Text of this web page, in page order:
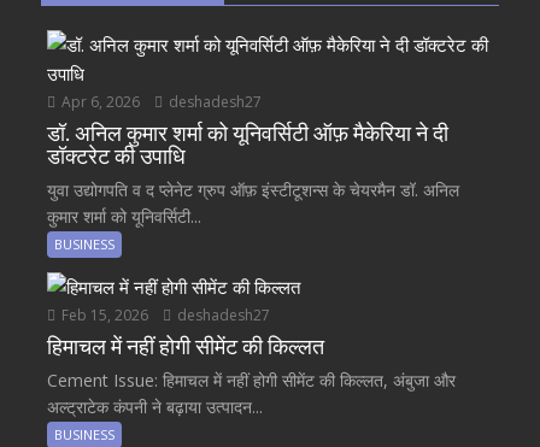
Apr 6, 2026 deshadesh27
डॉ. अनिल कुमार शर्मा को यूनिवर्सिटी ऑफ़ मैकेरिया ने दी
डॉक्टरेट की उपाधि
युवा उद्योगपति व द प्लेनेट ग्रुप ऑफ़ इंस्टीटूशन्स के चेयरमैन डॉ. अनिल
कुमार शर्मा को यूनिवर्सिटी...
BUSINESS
Feb 15, 2026 deshadesh27
हिमाचल में नहीं होगी सीमेंट की किल्लत
Cement Issue: हिमाचल में नहीं होगी सीमेंट की किल्लत, अंबुजा और
अल्ट्राटेक कंपनी ने बढ़ाया उत्पादन...
BUSINESS